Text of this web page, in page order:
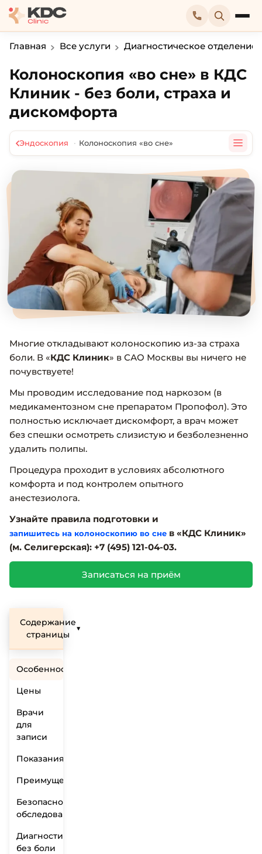
Главная Все услуги Диагностическое отделение
Колоноскопия «во сне» в КДС
Клиник - без боли, страха и
дискомфорта
Эндоскопия · Колоноскопия «во сне»
Многие откладывают колоноскопию из-за страха
боли. В «КДС Клиник» в САО Москвы вы ничего не
почувствуете!
Мы проводим исследование под наркозом (в
медикаментозном сне препаратом Пропофол). Это
полностью исключает дискомфорт, а врач может
без спешки осмотреть слизистую и безболезненно
удалить полипы.
Процедура проходит в условиях абсолютного
комфорта и под контролем опытного
анестезиолога.
Узнайте правила подготовки и
запишитесь на колоноскопию во сне в «КДС Клиник»
(м. Селигерская): +7 (495) 121-04-03.
Записаться на приём
Содержание
страницы
▼
Особенности
Цены
Врачи
для
записи
Показания
Преимущества
Безопасность
обследования
Диагностика
без боли